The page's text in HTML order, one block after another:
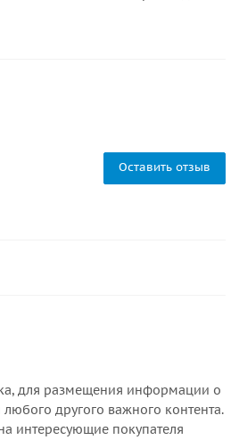
Оставить отзыв
для размещения информации о
любого другого важного контента.
интересующие покупателя